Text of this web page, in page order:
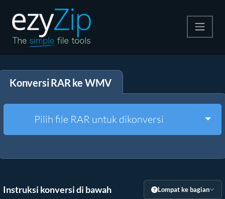
Ekstrak
Alat Lainnya
Konversi RAR ke WMV
Pilih file RAR untuk dikonversi
Instruksi konversi di bawah Lompat ke bagian